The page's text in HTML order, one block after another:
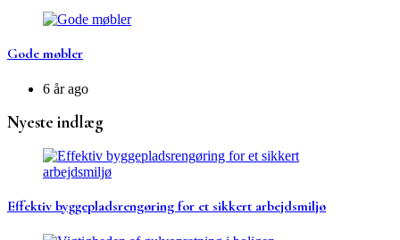
Gode møbler
6 år ago
Nyeste indlæg
Effektiv byggepladsrengøring for et sikkert arbejdsmiljø